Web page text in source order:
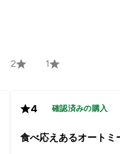
2 1
4 確認済みの購入
食べ応えあるオートミ